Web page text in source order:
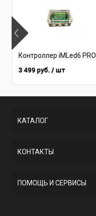
Контроллер iMLed6 PRO
3 499 руб. / шт
КАТАЛОГ
КОНТАКТЫ
ПОМОЩЬ И СЕРВИСЫ